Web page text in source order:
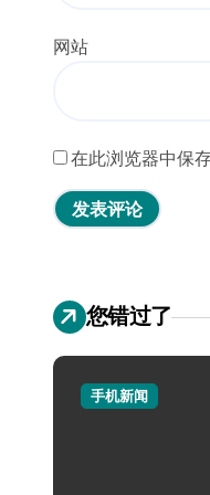
网站
在此浏览器中保
您错过了
手机新闻